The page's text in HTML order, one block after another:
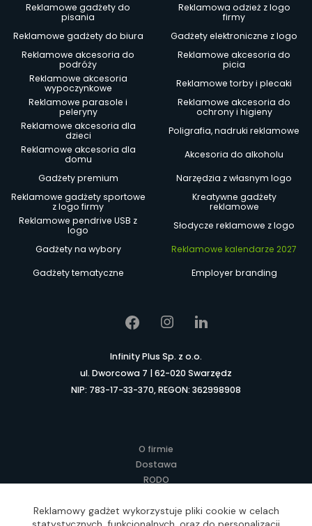
Reklamowe gadżety do
pisania
Reklamowa odzież z logo
firmy
Reklamowe gadżety do biura
Gadżety elektroniczne z logo
Reklamowe akcesoria do
podróży
Reklamowe akcesoria do
picia
Reklamowe akcesoria
wypoczynkowe
Reklamowe torby i plecaki
Reklamowe parasole i
peleryny
Reklamowe akcesoria do
ochrony i higieny
Reklamowe akcesoria dla
dzieci
Poligrafia, nadruki reklamowe
Reklamowe akcesoria dla
domu
Akcesoria do alkoholu
Gadżety premium
Narzędzia z własnym logo
Reklamowe gadżety sportowe
z logo firmy
Kreatywne gadżety
reklamowe
Reklamowe pendrive USB z
logo
Słodycze reklamowe z logo
Gadżety na wybory
Reklamowe kalendarze 2027
Gadżety tematyczne
Employer branding
Infinity Plus Sp. z o.o.
ul. Dworcowa 7 | 62-020 Swarzędz
NIP: 783-17-33-370, REGON: 362998908
O firmie
Dostawa
RODO
Regulamin
Reklamowy gadżet wykorzystuje pliki cookie w celach